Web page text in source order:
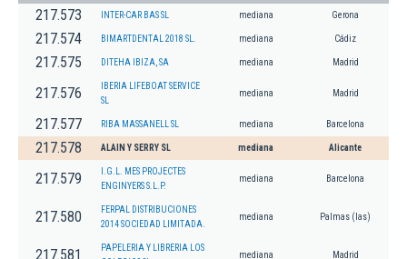
217.573 INTER-CAR BAS SL mediana Gerona
217.574 BIMARTDENTAL 2018 SL. mediana Cádiz
217.575 DITEHA IBIZA, SA mediana Madrid
217.576
IBERIA LIFEBOAT SERVICE
SL
mediana Madrid
217.577 RIBA MASSANELL SL mediana Barcelona
217.578 ALAIN Y SERRY SL mediana Alicante
217.579
I.G.L. MES PROJECTES
ENGINYERS S.L.P.
mediana Barcelona
217.580
FERPAL DISTRIBUCIONES
2014 SOCIEDAD LIMITADA.
mediana Palmas (las)
217.581
PAPELERIA Y LIBRERIA LOS
mediana Madrid